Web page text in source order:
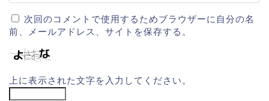
次回のコメントで使用するためブラウザーに自分の名
前、メールアドレス、サイトを保存する。
上に表示された文字を入力してください。